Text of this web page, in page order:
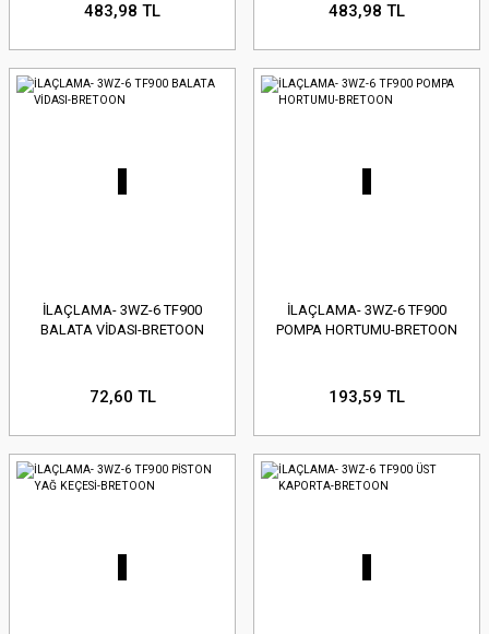
483,98 TL 483,98 TL
İLAÇLAMA- 3WZ-6 TF900
BALATA VİDASI-BRETOON
72,60 TL
İLAÇLAMA- 3WZ-6 TF900
POMPA HORTUMU-BRETOON
193,59 TL